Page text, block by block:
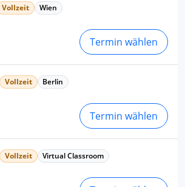
Vollzeit Wien
Termin wählen
Vollzeit Berlin
Termin wählen
Vollzeit Virtual Classroom